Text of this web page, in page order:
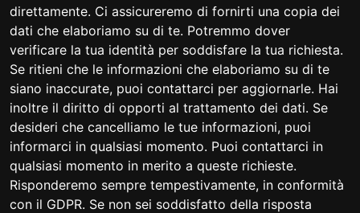
direttamente. Ci assicureremo di fornirti una copia dei
dati che elaboriamo su di te. Potremmo dover
verificare la tua identità per soddisfare la tua richiesta.
Se ritieni che le informazioni che elaboriamo su di te
siano inaccurate, puoi contattarci per aggiornarle. Hai
inoltre il diritto di opporti al trattamento dei dati. Se
desideri che cancelliamo le tue informazioni, puoi
informarci in qualsiasi momento. Puoi contattarci in
qualsiasi momento in merito a queste richieste.
Risponderemo sempre tempestivamente, in conformità
con il GDPR. Se non sei soddisfatto della risposta